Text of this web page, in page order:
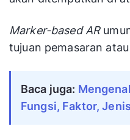
Marker-based AR
tujuan pemasaran
Baca juga:
Fungsi, Faktor,